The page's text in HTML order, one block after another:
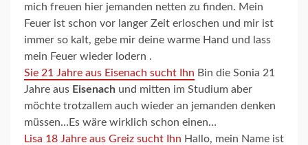
mich freuen hier jemanden netten zu finden. Mein
Feuer ist schon vor langer Zeit erloschen und mir ist
immer so kalt, gebe mir deine warme Hand und lass
mein Feuer wieder lodern .
Sie 21 Jahre aus Eisenach sucht Ihn Bin die Sonia 21
Jahre aus Eisenach und mitten im Studium aber
möchte trotzallem auch wieder an jemanden denken
müssen…Es wäre wirklich schon einen…
Lisa 18 Jahre aus Greiz sucht Ihn Hallo, mein Name ist